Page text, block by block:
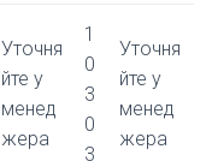
Уточня
йте у
менед
жера
1
0
3
0
3
Уточня
йте у
менед
жера